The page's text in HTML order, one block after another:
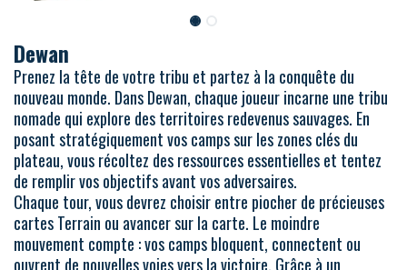
Dewan
Prenez la tête de votre tribu et partez à la conquête du
nouveau monde. Dans Dewan, chaque joueur incarne une tribu
nomade qui explore des territoires redevenus sauvages. En
posant stratégiquement vos camps sur les zones clés du
plateau, vous récoltez des ressources essentielles et tentez
de remplir vos objectifs avant vos adversaires.
Chaque tour, vous devrez choisir entre piocher de précieuses
cartes Terrain ou avancer sur la carte. Le moindre
mouvement compte : vos camps bloquent, connectent ou
ouvrent de nouvelles voies vers la victoire. Grâce à un